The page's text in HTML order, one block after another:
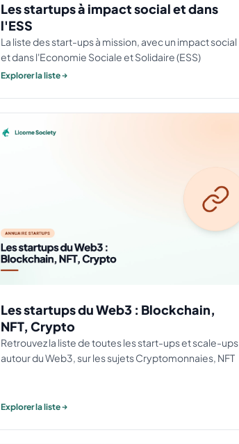
Les startups à impact social et dans
l'ESS
La liste des start-ups à mission, avec un impact social
et dans l'Economie Sociale et Solidaire (ESS)
Explorer la liste
Les startups du Web3 : Blockchain,
NFT, Crypto
Retrouvez la liste de toutes les start-ups et scale-ups
autour du Web3, sur les sujets Cryptomonnaies, NFT
Explorer la liste